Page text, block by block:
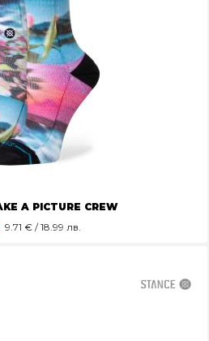
A PICTURE CREW
9.71 € / 18.99 лв.